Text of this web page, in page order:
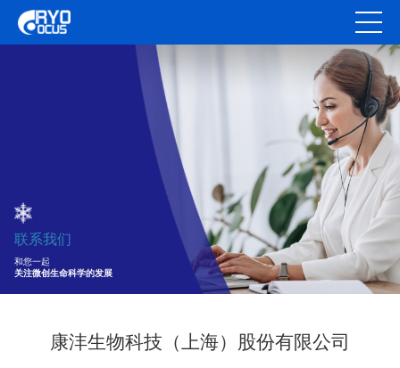
联系我们
和您一起
关注微创生命科学的发展
康沣生物科技（上海）股份有限公司